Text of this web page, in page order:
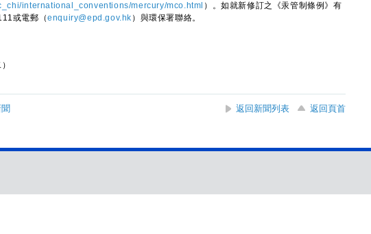
international_conventions/mercury/mco.html ）。如就新修訂之《汞管制條例》有
或電郵（enquiry@epd.gov.hk ）與環保署聯絡。
返回新聞列表
返回頁首